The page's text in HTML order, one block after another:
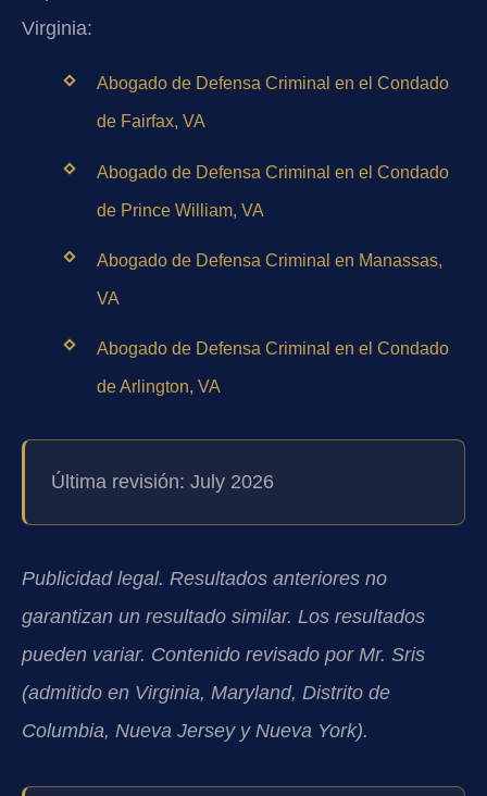
Virginia:
Abogado de Defensa Criminal en el Condado
de Fairfax, VA
Abogado de Defensa Criminal en el Condado
de Prince William, VA
Abogado de Defensa Criminal en Manassas,
VA
Abogado de Defensa Criminal en el Condado
de Arlington, VA
Última revisión: July 2026
Publicidad legal. Resultados anteriores no
garantizan un resultado similar. Los resultados
pueden variar. Contenido revisado por Mr. Sris
(admitido en Virginia, Maryland, Distrito de
Columbia, Nueva Jersey y Nueva York).